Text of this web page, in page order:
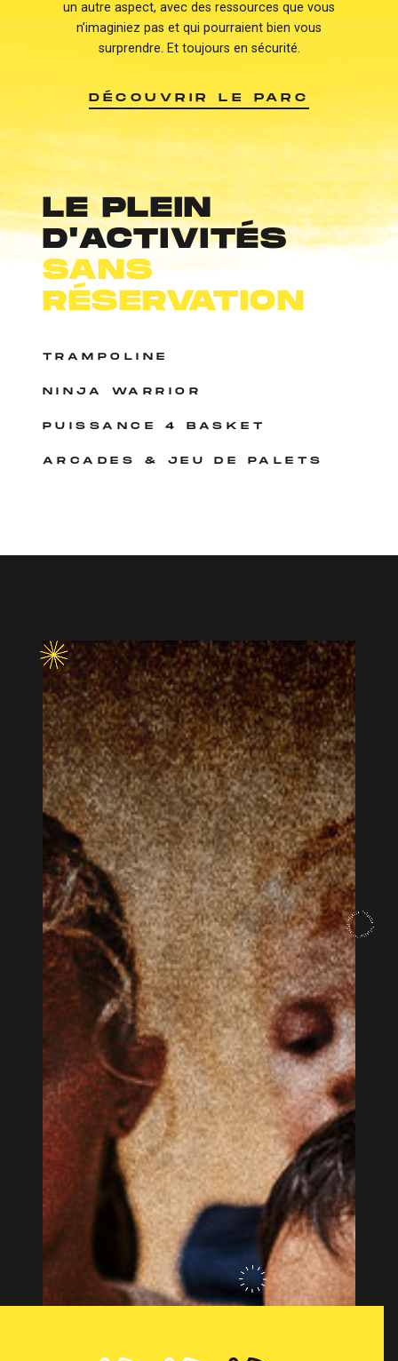
un autre aspect, avec des ressources que vous
n’imaginiez pas et qui pourraient bien vous
surprendre. Et toujours en sécurité.
DÉCOUVRIR LE PARC
LE PLEIN
D'ACTIVITÉS
SANS
RÉSERVATION
TRAMPOLINE
NINJA WARRIOR
PUISSANCE 4 BASKET
ARCADES & JEU DE PALETS